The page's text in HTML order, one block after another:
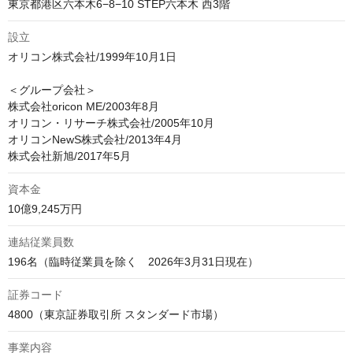
東京都港区六本木6−8−10 STEP六本木 西3階
設立
オリコン株式会社/1999年10月1日
＜グループ会社＞
株式会社oricon ME/2003年8月
オリコン・リサーチ株式会社/2005年10月
オリコンNewS株式会社/2013年4月
資本金
10億9,245万円
連結従業員数
196名（臨時従業員を除く　2026年3月31日現在）
証券コード
4800（東京証券取引所 スタンダード市場）
事業内容